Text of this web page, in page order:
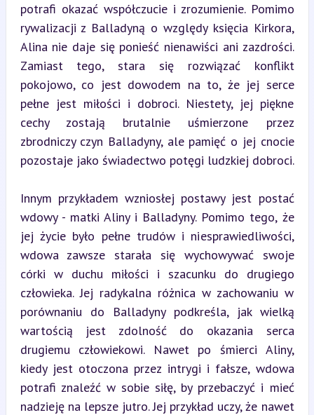
potrafi okazać współczucie i zrozumienie. Pomimo
rywalizacji z Balladyną o względy księcia Kirkora,
Alina nie daje się ponieść nienawiści ani zazdrości.
Zamiast tego, stara się rozwiązać konflikt
pokojowo, co jest dowodem na to, że jej serce
pełne jest miłości i dobroci. Niestety, jej piękne
cechy zostają brutalnie uśmierzone przez
zbrodniczy czyn Balladyny, ale pamięć o jej cnocie
pozostaje jako świadectwo potęgi ludzkiej dobroci.
Innym przykładem wzniosłej postawy jest postać
wdowy - matki Aliny i Balladyny. Pomimo tego, że
jej życie było pełne trudów i niesprawiedliwości,
wdowa zawsze starała się wychowywać swoje
córki w duchu miłości i szacunku do drugiego
człowieka. Jej radykalna różnica w zachowaniu w
porównaniu do Balladyny podkreśla, jak wielką
wartością jest zdolność do okazania serca
drugiemu człowiekowi. Nawet po śmierci Aliny,
kiedy jest otoczona przez intrygi i fałsze, wdowa
potrafi znaleźć w sobie siłę, by przebaczyć i mieć
nadzieję na lepsze jutro. Jej przykład uczy, że nawet